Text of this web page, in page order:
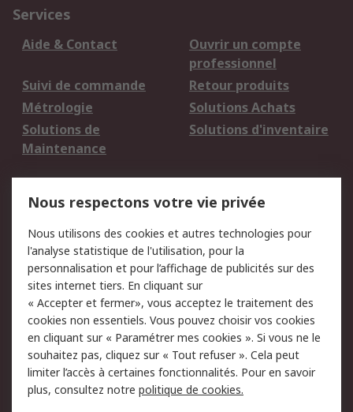
Services
Aide & Contact
Ouvrir un compte
professionnel
Suivi de commande
Retour produits
Métrologie
Solutions Achats
Solutions de
Maintenance
Solutions d'inventaire
du site
Politique de protection
des données - Mise à
jour
Sécurité des E-mails
Conditions générales
de vente
Politique anti-
corruption
Campagnes marketing
A propos de RS
Nous respectons votre vie privée
Nous utilisons des cookies et autres technologies pour
l'analyse statistique de l'utilisation, pour la
personnalisation et pour l’affichage de publicités sur des
sites internet tiers. En cliquant sur
« Accepter et fermer», vous acceptez le traitement des
cookies non essentiels. Vous pouvez choisir vos cookies
en cliquant sur « Paramétrer mes cookies ». Si vous ne le
souhaitez pas, cliquez sur « Tout refuser ». Cela peut
limiter l’accès à certaines fonctionnalités. Pour en savoir
plus, consultez notre politique de cookies.